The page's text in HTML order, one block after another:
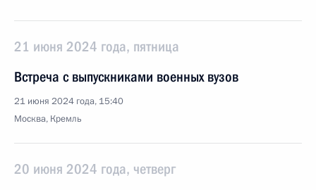
21 июня 2024 года, пятница
Встреча с выпускниками военных вузов
21 июня 2024 года, 15:40
Москва, Кремль
20 июня 2024 года, четверг